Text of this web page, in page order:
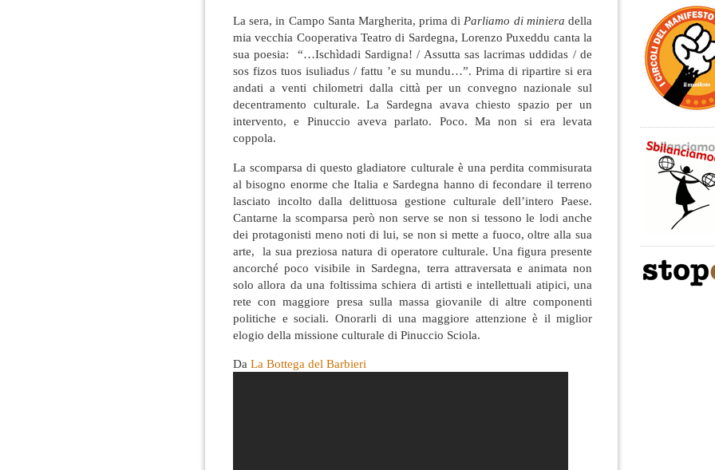
La sera, in Campo Santa Margherita, prima di Parliamo di miniera della
mia vecchia Cooperativa Teatro di Sardegna, Lorenzo Puxeddu canta la
sua poesia: “…Ischìdadi Sardigna! / Assutta sas lacrimas uddidas / de
sos fizos tuos isuliadus / fattu ’e su mundu…”. Prima di ripartire si era
andati a venti chilometri dalla città per un convegno nazionale sul
decentramento culturale. La Sardegna avava chiesto spazio per un
intervento, e Pinuccio aveva parlato. Poco. Ma non si era levata
coppola.
La scomparsa di questo gladiatore culturale è una perdita commisurata
al bisogno enorme che Italia e Sardegna hanno di fecondare il terreno
lasciato incolto dalla delittuosa gestione culturale dell’intero Paese.
Cantarne la scomparsa però non serve se non si tessono le lodi anche
dei protagonisti meno noti di lui, se non si mette a fuoco, oltre alla sua
arte, la sua preziosa natura di operatore culturale. Una figura presente
ancorché poco visibile in Sardegna, terra attraversata e animata non
solo allora da una foltissima schiera di artisti e intellettuali atipici, una
rete con maggiore presa sulla massa giovanile di altre componenti
politiche e sociali. Onorarli di una maggiore attenzione è il miglior
elogio della missione culturale di Pinuccio Sciola.
Da La Bottega del Barbieri